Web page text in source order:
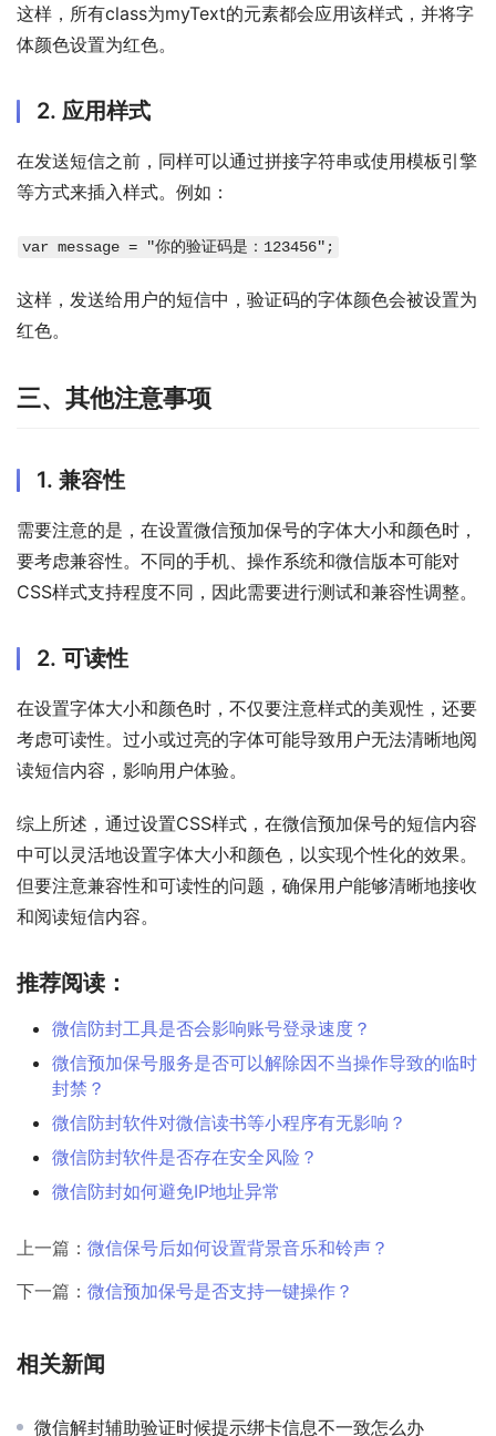
这样，所有class为myText的元素都会应用该样式，并将字
体颜色设置为红色。
2. 应用样式
在发送短信之前，同样可以通过拼接字符串或使用模板引擎
等方式来插入样式。例如：
var message = "你的验证码是： 123456";
这样，发送给用户的短信中，验证码的字体颜色会被设置为
红色。
三、其他注意事项
1. 兼容性
需要注意的是，在设置微信预加保号的字体大小和颜色时，
要考虑兼容性。不同的手机、操作系统和微信版本可能对
CSS样式支持程度不同，因此需要进行测试和兼容性调整。
2. 可读性
在设置字体大小和颜色时，不仅要注意样式的美观性，还要
考虑可读性。过小或过亮的字体可能导致用户无法清晰地阅
读短信内容，影响用户体验。
综上所述，通过设置CSS样式，在微信预加保号的短信内容
中可以灵活地设置字体大小和颜色，以实现个性化的效果。
但要注意兼容性和可读性的问题，确保用户能够清晰地接收
和阅读短信内容。
推荐阅读：
微信防封工具是否会影响账号登录速度？
微信预加保号服务是否可以解除因不当操作导致的临时
封禁？
微信防封软件对微信读书等小程序有无影响？
微信防封软件是否存在安全风险？
微信防封如何避免IP地址异常
上一篇： 微信保号后如何设置背景音乐和铃声？
下一篇： 微信预加保号是否支持一键操作？
相关新闻
微信解封辅助验证时候提示绑卡信息不一致怎么办